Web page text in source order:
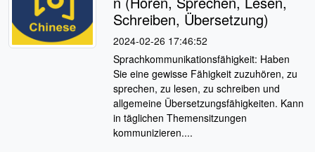
Schreiben, Übersetzung)
2024-02-26 17:46:52
Sprachkommunikationsfähigkeit: Haben
Sie eine gewisse Fähigkeit zuzuhören, zu
sprechen, zu lesen, zu schreiben und
allgemeine Übersetzungsfähigkeiten. Kann
in täglichen Themensitzungen
kommunizieren....